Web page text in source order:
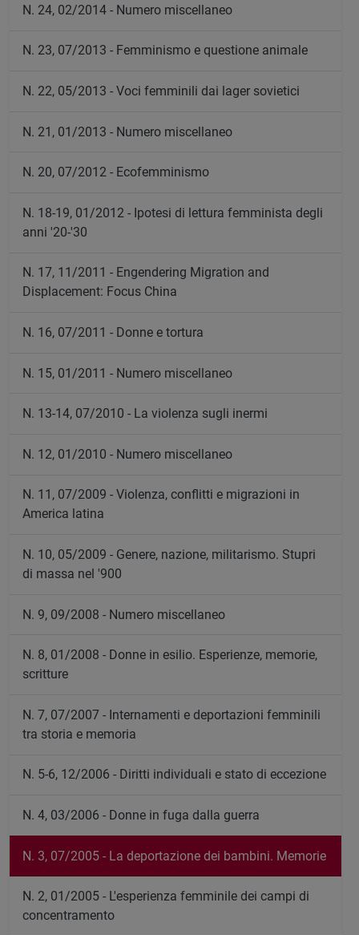
N. 24, 02/2014 - Numero miscellaneo
N. 23, 07/2013 - Femminismo e questione animale
N. 22, 05/2013 - Voci femminili dai lager sovietici
N. 21, 01/2013 - Numero miscellaneo
N. 20, 07/2012 - Ecofemminismo
N. 18-19, 01/2012 - Ipotesi di lettura femminista degli
anni '20-'30
N. 17, 11/2011 - Engendering Migration and
Displacement: Focus China
N. 16, 07/2011 - Donne e tortura
N. 15, 01/2011 - Numero miscellaneo
N. 13-14, 07/2010 - La violenza sugli inermi
N. 12, 01/2010 - Numero miscellaneo
N. 11, 07/2009 - Violenza, conflitti e migrazioni in
America latina
N. 10, 05/2009 - Genere, nazione, militarismo. Stupri
di massa nel '900
N. 9, 09/2008 - Numero miscellaneo
N. 8, 01/2008 - Donne in esilio. Esperienze, memorie,
scritture
N. 7, 07/2007 - Internamenti e deportazioni femminili
tra storia e memoria
N. 5-6, 12/2006 - Diritti individuali e stato di eccezione
N. 4, 03/2006 - Donne in fuga dalla guerra
N. 3, 07/2005 - La deportazione dei bambini. Memorie
N. 2, 01/2005 - L'esperienza femminile dei campi di
concentramento